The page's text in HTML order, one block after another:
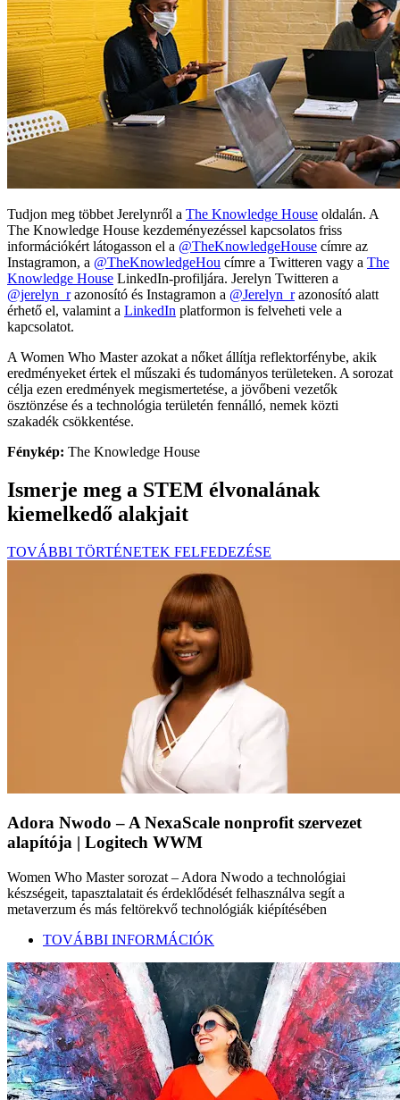
Tudjon meg többet Jerelynről a The Knowledge House oldalán. A
The Knowledge House kezdeményezéssel kapcsolatos friss
információkért látogasson el a @TheKnowledgeHouse címre az
Instagramon, a @TheKnowledgeHou címre a Twitteren vagy a The
Knowledge House LinkedIn-profiljára. Jerelyn Twitteren a
@jerelyn_razonosító és Instagramon a @Jerelyn_razonosító alatt
érhető el, valamint a LinkedIn platformon is felveheti vele a
kapcsolatot.
A Women Who Master azokat a nőket állítja reflektorfénybe, akik
eredményeket értek el műszaki és tudományos területeken. A sorozat
célja ezen eredmények megismertetése, a jövőbeni vezetők
ösztönzése és a technológia területén fennálló, nemek közti
szakadék csökkentése.
Fénykép: The Knowledge House
Ismerje meg a STEM élvonalának
kiemelkedő alakjait
TOVÁBBI TÖRTÉNETEK FELFEDEZÉSE
Adora Nwodo – A NexaScale nonprofit szervezet
alapítója | Logitech WWM
Women Who Master sorozat – Adora Nwodo a technológiai
készségeit, tapasztalatait és érdeklődését felhasználva segít a
metaverzum és más feltörekvő technológiák kiépítésében
TOVÁBBI INFORMÁCIÓK